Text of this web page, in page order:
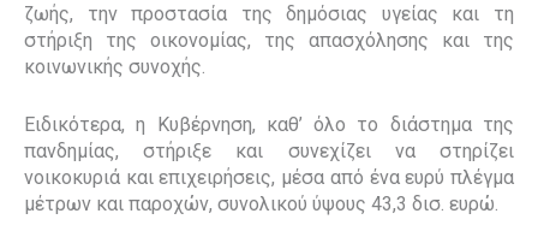
ζωής, την προστασία της δημόσιας υγείας και τη
στήριξη της οικονομίας, της απασχόλησης και της
κοινωνικής συνοχής.
Ειδικότερα, η Κυβέρνηση, καθ’ όλο το διάστημα της
πανδημίας, στήριξε και συνεχίζει να στηρίζει
νοικοκυριά και επιχειρήσεις, μέσα από ένα ευρύ πλέγμα
μέτρων και παροχών, συνολικού ύψους 43,3 δισ. ευρώ.